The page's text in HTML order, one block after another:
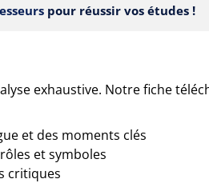
pour réussir vos études !
exhaustive. Notre fiche
et des moments clés
et symboles
critiques